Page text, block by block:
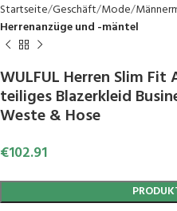
Startseite Geschäft Mode
Herrenanzüge und -mäntel
WULFUL Herren Slim Fit
teiliges Blazerkleid
Weste & Hose
€102.91